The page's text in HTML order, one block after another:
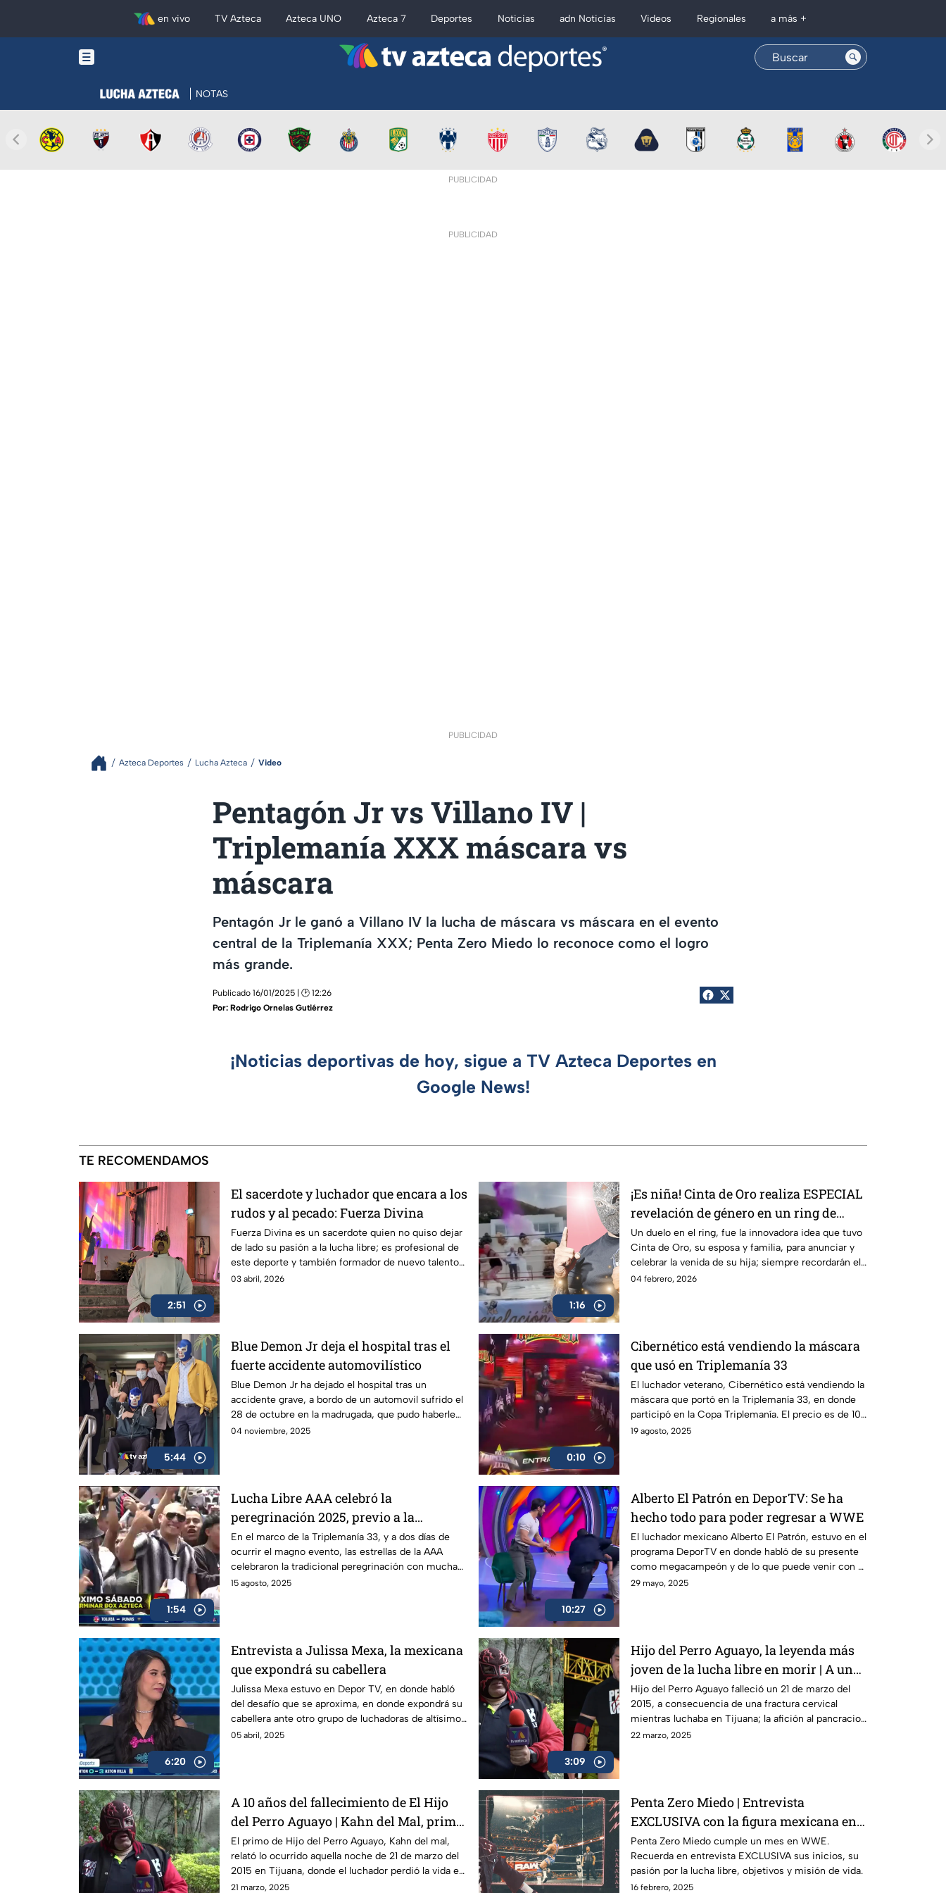
en vivo TV Azteca Azteca UNO Azteca 7 Deportes Noticias adn Noticias Videos Regionales a más +
NOTAS
PUBLICIDAD
PUBLICIDAD
PUBLICIDAD
Azteca Deportes Lucha Azteca Video
Pentagón Jr vs Villano IV |
Triplemanía XXX máscara vs
máscara
Pentagón Jr le ganó a Villano IV la lucha de máscara vs máscara en el evento
central de la Triplemanía XXX; Penta Zero Miedo lo reconoce como el logro
más grande.
Publicado 16/01/2025 | 🕑 12:26
Por: Rodrigo Ornelas Gutiérrez
¡Noticias deportivas de hoy, sigue a TV Azteca Deportes en
Google News!
TE RECOMENDAMOS
2:51
El sacerdote y luchador que encara a los
rudos y al pecado: Fuerza Divina
Fuerza Divina es un sacerdote quien no quiso dejar
de lado su pasión a la lucha libre; es profesional de
este deporte y también formador de nuevo talento
en la Iglesia de Santa Lucía.
03 abril, 2026
1:16
¡Es niña! Cinta de Oro realiza ESPECIAL
revelación de género en un ring de
lucha libre
Un duelo en el ring, fue la innovadora idea que tuvo
Cinta de Oro, su esposa y familia, para anunciar y
celebrar la venida de su hija; siempre recordarán el
momento.
04 febrero, 2026
5:44
Blue Demon Jr deja el hospital tras el
fuerte accidente automovilístico
Blue Demon Jr ha dejado el hospital tras un
accidente grave, a bordo de un automovil sufrido el
28 de octubre en la madrugada, que pudo haberle
costado la vida
04 noviembre, 2025
0:10
Cibernético está vendiendo la máscara
que usó en Triplemanía 33
El luchador veterano, Cibernético está vendiendo la
máscara que portó en la Triplemanía 33, en donde
participó en la Copa Triplemanía. El precio es de 10
mil pesos.
19 agosto, 2025
1:54
Lucha Libre AAA celebró la
peregrinación 2025, previo a la
Triplemanía
En el marco de la Triplemanía 33, y a dos días de
ocurrir el magno evento, las estrellas de la AAA
celebraron la tradicional peregrinación con mucha
pasión y fe.
15 agosto, 2025
10:27
Alberto El Patrón en DeporTV: Se ha
hecho todo para poder regresar a WWE
El luchador mexicano Alberto El Patrón, estuvo en el
programa DeporTV en donde habló de su presente
como megacampeón y de lo que puede venir con él
en relación a WWE.
29 mayo, 2025
6:20
Entrevista a Julissa Mexa, la mexicana
que expondrá su cabellera
Julissa Mexa estuvo en Depor TV, en donde habló
del desafío que se aproxima, en donde expondrá su
cabellera ante otro grupo de luchadoras de altísimo
nivel.
05 abril, 2025
3:09
Hijo del Perro Aguayo, la leyenda más
joven de la lucha libre en morir | A una
década de su fallecimiento
Hijo del Perro Aguayo falleció un 21 de marzo del
2015, a consecuencia de una fractura cervical
mientras luchaba en Tijuana; la afición al pancracio
no lo olvida.
22 marzo, 2025
A 10 años del fallecimiento de El Hijo
del Perro Aguayo | Kahn del Mal, primo
del luchador, recuerda la trágica noche
El primo de Hijo del Perro Aguayo, Kahn del mal,
relató lo ocurrido aquella noche de 21 de marzo del
2015 en Tijuana, donde el luchador perdió la vida en
pleno ring.
21 marzo, 2025
Penta Zero Miedo | Entrevista
EXCLUSIVA con la figura mexicana en
WWE
Penta Zero Miedo cumple un mes en WWE.
Recuerda en entrevista EXCLUSIVA sus inicios, su
pasión por la lucha libre, objetivos y misión de vida.
16 febrero, 2025